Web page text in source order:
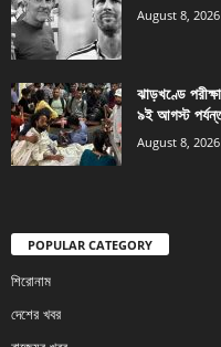
August 8,
ঝাড়খণ্ডে
৯ই আগস্ট
August 8,
POPULAR CATEGORY
শিরোনাম
দেশের খবর